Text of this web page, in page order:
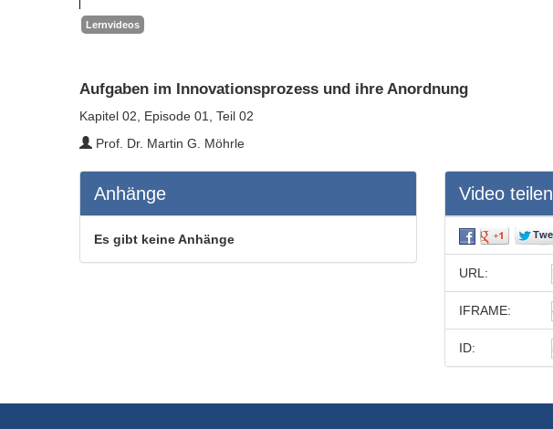
Lernvideos
Aufgaben im Innovationsprozess und ihre Anordnung
Kapitel 02, Episode 01, Teil 02
Prof. Dr. Martin G. Möhrle
Anhänge
Es gibt keine Anhänge
Video teilen
URL:
IFRAME:
ID: